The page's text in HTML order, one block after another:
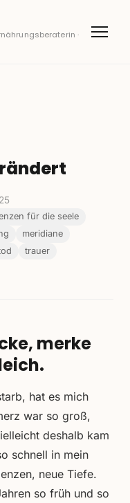
·
für die seele
meridiane
trauer
merke
hat es mich
war so groß,
deshalb kam
schnell in mein
neue Tiefe.
so früh und so